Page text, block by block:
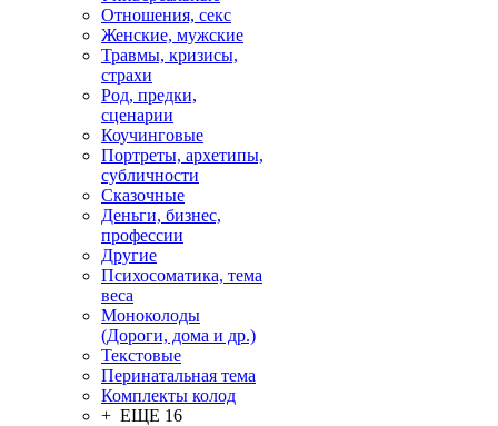
Отношения, секс
Женские, мужские
Травмы, кризисы,
страхи
Род, предки,
сценарии
Коучинговые
Портреты, архетипы,
субличности
Сказочные
Деньги, бизнес,
профессии
Другие
Психосоматика, тема
веса
Моноколоды
(Дороги, дома и др.)
Текстовые
Перинатальная тема
Комплекты колод
+ ЕЩЕ 16